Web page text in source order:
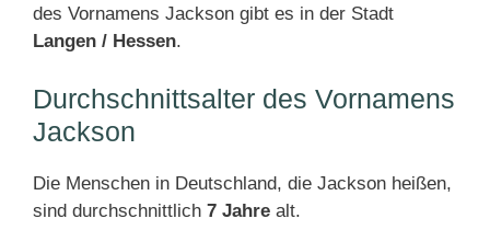
des Vornamens Jackson gibt es in der Stadt
Langen / Hessen.
Durchschnittsalter des Vornamens
Jackson
Die Menschen in Deutschland, die Jackson heißen,
sind durchschnittlich 7 Jahre alt.